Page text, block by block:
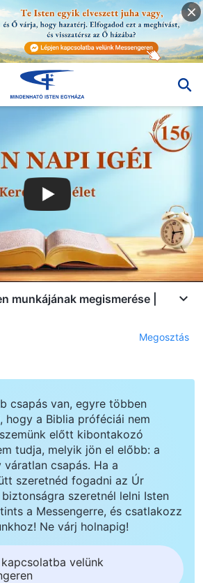
munkájának megismerése |
Megosztás
csapás van, egyre többen
hogy a Biblia próféciái nem
előtt kibontakozó
tudja, melyik jön el előbb: a
csapás. Ha a
szeretnéd fogadni az Úr
szeretnél lelni Isten
a Messengerre, és csatlakozz
Ne várj holnapig!
velünk